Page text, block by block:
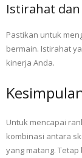
Istirahat dan
Pastikan untuk
bermain. Istirahat
kinerja Anda.
Untuk mencapai
kombinasi antara
yang matang.